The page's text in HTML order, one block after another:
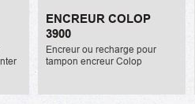
ENCREUR COLOP
3900
Encreur ou recharge pour
tampon encreur Colop
6,00 €